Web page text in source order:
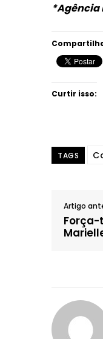
*Agência
Curtir isso:
TAGS
Artigo